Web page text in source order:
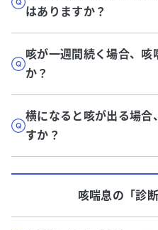
はありますか？
咳が一週間続く場合、咳
か？
横になると咳が出る場合
すか？
咳喘息の「診断